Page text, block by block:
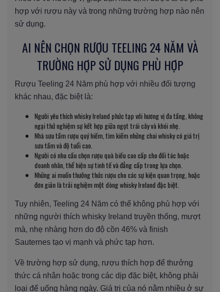
hợp với rượu này và trong những trường hợp nào nên
sử dụng.
AI NÊN CHỌN RƯỢU TEELING 24 NĂM VÀ
TRƯỜNG HỢP SỬ DỤNG PHÙ HỢP
Rượu Teeling 24 Năm phù hợp với nhiều đối tượng
khác nhau, đặc biệt là:
Người yêu thích whisky Ireland phức tạp với hương vị đa tầng, không
ngại thử nghiệm sự kết hợp giữa ngọt trái cây và khói nhẹ.
Nhà sưu tầm rượu quý hiếm, tìm kiếm những chai whisky có giá trị
sưu tầm và độ tuổi cao.
Người có nhu cầu chọn rượu quà biếu cao cấp cho đối tác hoặc
doanh nhân, thể hiện sự tinh tế và đẳng cấp trong lựa chọn.
Những ai muốn thưởng thức rượu cho các sự kiện quan trọng, hoặc
đơn giản là trải nghiệm một dòng whisky Ireland đặc biệt.
Tuy nhiên, Teeling 24 Năm có thể không phù hợp với
những người thích whisky Ireland truyền thống, mượt
mà, nhẹ nhàng hơn do độ cồn 46% và finish
Sauternes tạo vị mạnh và phức tạp hơn.
Về trường hợp sử dụng, rượu thích hợp để thưởng
thức cá nhân hoặc trong các dịp đặc biệt, không phải
loại để uống hàng ngày. Giá trị của nó nằm nhiều ở sự